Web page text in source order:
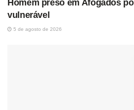
Homem preso em Afogados
vulnerável
5 de agosto de 2026